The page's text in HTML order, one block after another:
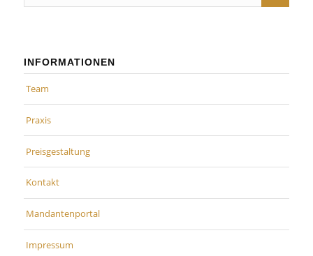
INFORMATIONEN
Team
Praxis
Preisgestaltung
Kontakt
Mandantenportal
Impressum